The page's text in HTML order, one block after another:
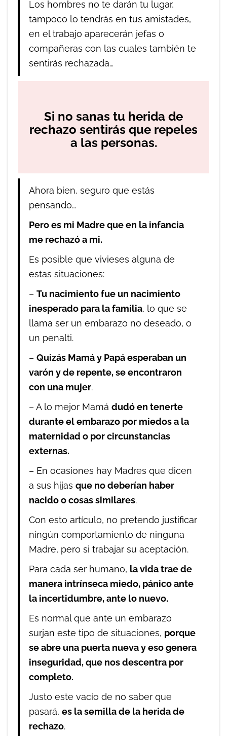
Los hombres no te darán tu lugar,
tampoco lo tendrás en tus amistades,
en el trabajo aparecerán jefas o
compañeras con las cuales también te
sentirás rechazada…
Si no sanas tu herida de
rechazo sentirás que repeles
a las personas.
Ahora bien, seguro que estás
pensando…
Pero es mi Madre que en la infancia
me rechazó a mi.
Es posible que vivieses alguna de
estas situaciones:
– Tu nacimiento fue un nacimiento
inesperado para la familia, lo que se
llama ser un embarazo no deseado, o
un penalti.
– Quizás Mamá y Papá esperaban un
varón y de repente, se encontraron
con una mujer.
– A lo mejor Mamá dudó en tenerte
durante el embarazo por miedos a la
maternidad o por circunstancias
externas.
– En ocasiones hay Madres que dicen
a sus hijas que no deberían haber
nacido o cosas similares.
Con esto artículo, no pretendo justificar
ningún comportamiento de ninguna
Madre, pero si trabajar su aceptación.
Para cada ser humano, la vida trae de
manera intrínseca miedo, pánico ante
la incertidumbre, ante lo nuevo.
Es normal que ante un embarazo
surjan este tipo de situaciones, porque
se abre una puerta nueva y eso genera
inseguridad, que nos descentra por
completo.
Justo este vacío de no saber que
pasará, es la semilla de la herida de
rechazo.